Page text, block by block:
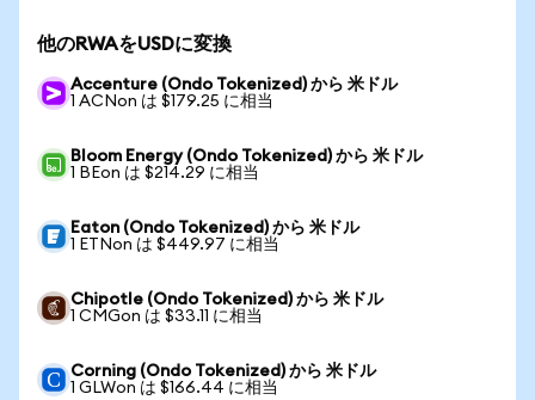
他のRWAをUSDに変換
Accenture (Ondo Tokenized) から 米ドル
1 ACNon は $179.25 に相当
Bloom Energy (Ondo Tokenized) から 米ドル
1 BEon は $214.29 に相当
Eaton (Ondo Tokenized) から 米ドル
1 ETNon は $449.97 に相当
Chipotle (Ondo Tokenized) から 米ドル
1 CMGon は $33.11 に相当
Corning (Ondo Tokenized) から 米ドル
1 GLWon は $166.44 に相当